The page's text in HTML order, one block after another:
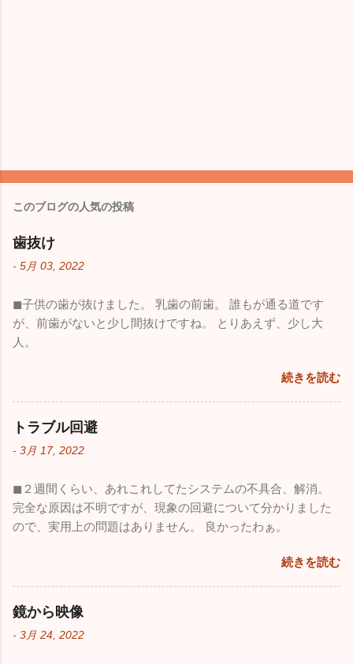
このブログの人気の投稿
歯抜け
- 5月 03, 2022
◼︎子供の歯が抜けました。 乳歯の前歯。 誰もが通る道です
が、前歯がないと少し間抜けですね。 とりあえず、少し大
人。
続きを読む
トラブル回避
- 3月 17, 2022
◼︎２週間くらい、あれこれしてたシステムの不具合、解消。
完全な原因は不明ですが、現象の回避について分かりました
ので、実用上の問題はありません。 良かったわぁ。
続きを読む
鏡から映像
- 3月 24, 2022